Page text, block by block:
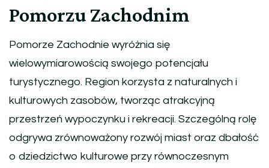
Pomorzu Zachodnim
Pomorze Zachodnie wyróżnia się
wielowymiarowością swojego potencjału
turystycznego. Region korzysta z naturalnych i
kulturowych zasobów, tworząc atrakcyjną
przestrzeń wypoczynku i rekreacji. Szczególną rolę
odgrywa zrównoważony rozwój miast oraz dbałość
o dziedzictwo kulturowe przy równoczesnym